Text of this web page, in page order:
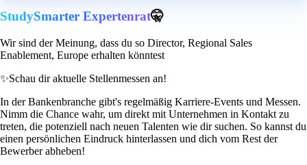
StudySmarter Expertenrat🤫
Wir sind der Meinung, dass du so Director, Regional Sales
Enablement, Europe erhalten könntest
✨Schau dir aktuelle Stellenmessen an!
In der Bankenbranche gibt's regelmäßig Karriere-Events und Messen.
Nimm die Chance wahr, um direkt mit Unternehmen in Kontakt zu
treten, die potenziell nach neuen Talenten wie dir suchen. So kannst du
einen persönlichen Eindruck hinterlassen und dich vom Rest der
Bewerber abheben!